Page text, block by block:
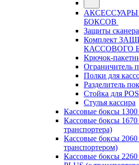
БОКСОВ
Защиты
Комплект
КАССОВОГО
Крючок-
Ограничитель
Полки для
Разделитель
Стойка для
Стулья кассира
Кассовые боксы
Кассовые боксы
транспортера)
Кассовые боксы
транспортером)
Кассовые боксы